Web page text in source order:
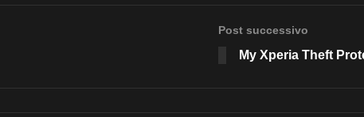
Post successivo
My Xperia Theft